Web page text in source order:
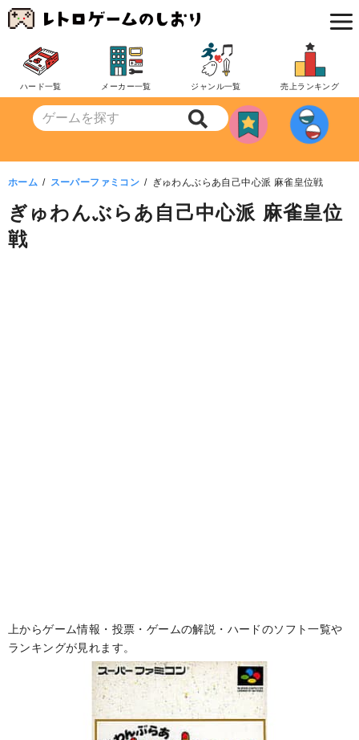
コ
ン
ツ
動
ハード一覧 メーカー一覧 ジャンル一覧 売上ランキング
ホーム スーパーファミコン ぎゅわんぶらあ自己中心派 麻雀皇位戦
ぎゅわんぶらあ自己中心派 麻雀皇位
戦
上からゲーム情報・投票・ゲームの解説・ハードのソフト一覧や
ランキングが見れます。